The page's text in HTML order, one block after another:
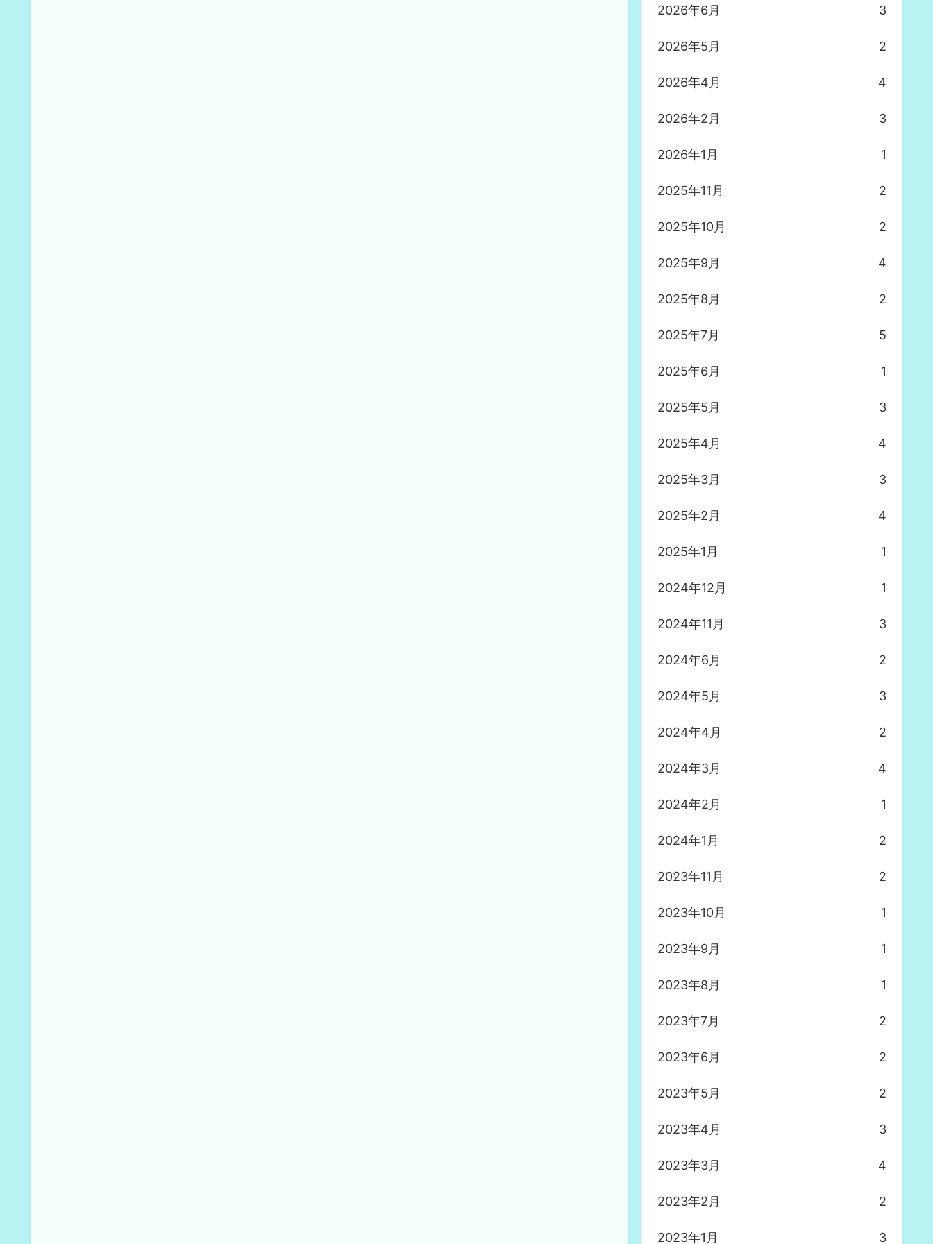
2026年6月 3
2026年5月 2
2026年4月 4
2026年2月 3
2026年1月 1
2025年11月 2
2025年10月 2
2025年9月 4
2025年8月 2
2025年7月 5
2025年6月 1
2025年5月 3
2025年4月 4
2025年3月 3
2025年2月 4
2025年1月 1
2024年12月 1
2024年11月 3
2024年6月 2
2024年5月 3
2024年4月 2
2024年3月 4
2024年2月 1
2024年1月 2
2023年11月 2
2023年10月 1
2023年9月 1
2023年8月 1
2023年7月 2
2023年6月 2
2023年5月 2
2023年4月 3
2023年3月 4
2023年2月 2
2023年1月 3